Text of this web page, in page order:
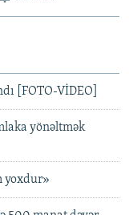
[FOTO-VİDEO]
yönəltmək
yoxdur»